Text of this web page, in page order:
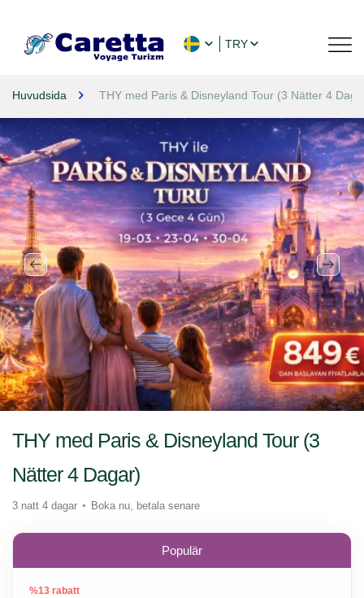
TRY
Huvudsida THY med Paris & Disneyland Tour (3 Nätter 4
THY med Paris & Disneyland Tour (3
Nätter 4 Dagar)
3 natt 4 dagar Boka nu, betala senare
Populär
%13 rabatt